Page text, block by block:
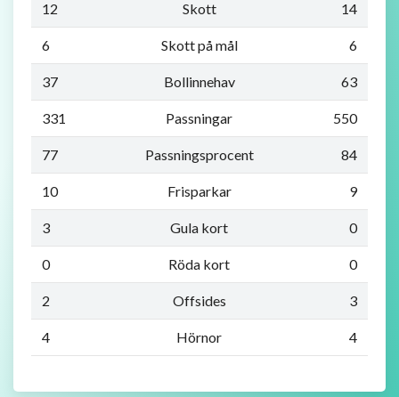
12 Skott 14
6 Skott på mål 6
37 Bollinnehav 63
331 Passningar 550
77 Passningsprocent 84
10 Frisparkar 9
3 Gula kort 0
0 Röda kort 0
2 Offsides 3
4 Hörnor 4